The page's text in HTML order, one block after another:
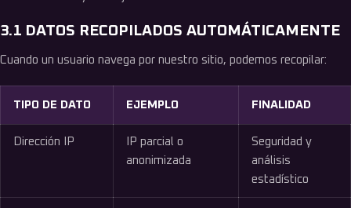
3.1 DATOS RECOPILADOS AUTOMÁTICAMENTE
Cuando un usuario navega por nuestro sitio, podemos recopilar:
TIPO DE DATO EJEMPLO FINALIDAD
Dirección IP
IP parcial o
anonimizada
Seguridad y
análisis
estadístico